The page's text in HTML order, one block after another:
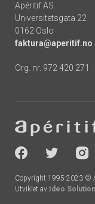
Apéritif AS
Universitetsgata 22
0162 Oslo
faktura@aperitif.no
Org. nr. 972 420 271
-
socials
Copyright 1995-2023 ©
Utviklet av Ideo